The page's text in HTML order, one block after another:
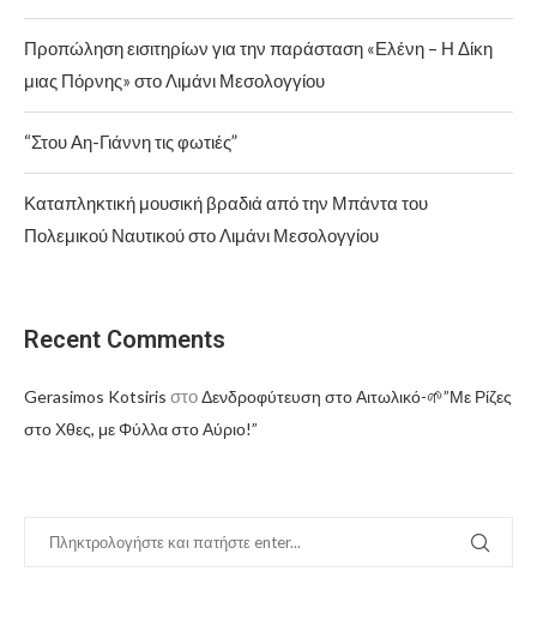
Προπώληση εισιτηρίων για την παράσταση «Ελένη – Η Δίκη
μιας Πόρνης» στο Λιμάνι Μεσολογγίου
“Στου Αη-Γιάννη τις φωτιές”
Καταπληκτική μουσική βραδιά από την Μπάντα του
Πολεμικού Ναυτικού στο Λιμάνι Μεσολογγίου
Recent Comments
Gerasimos Kotsiris στοΔενδροφύτευση στο Αιτωλικό-🌱”Με Ρίζες
στο Χθες, με Φύλλα στο Αύριο!”